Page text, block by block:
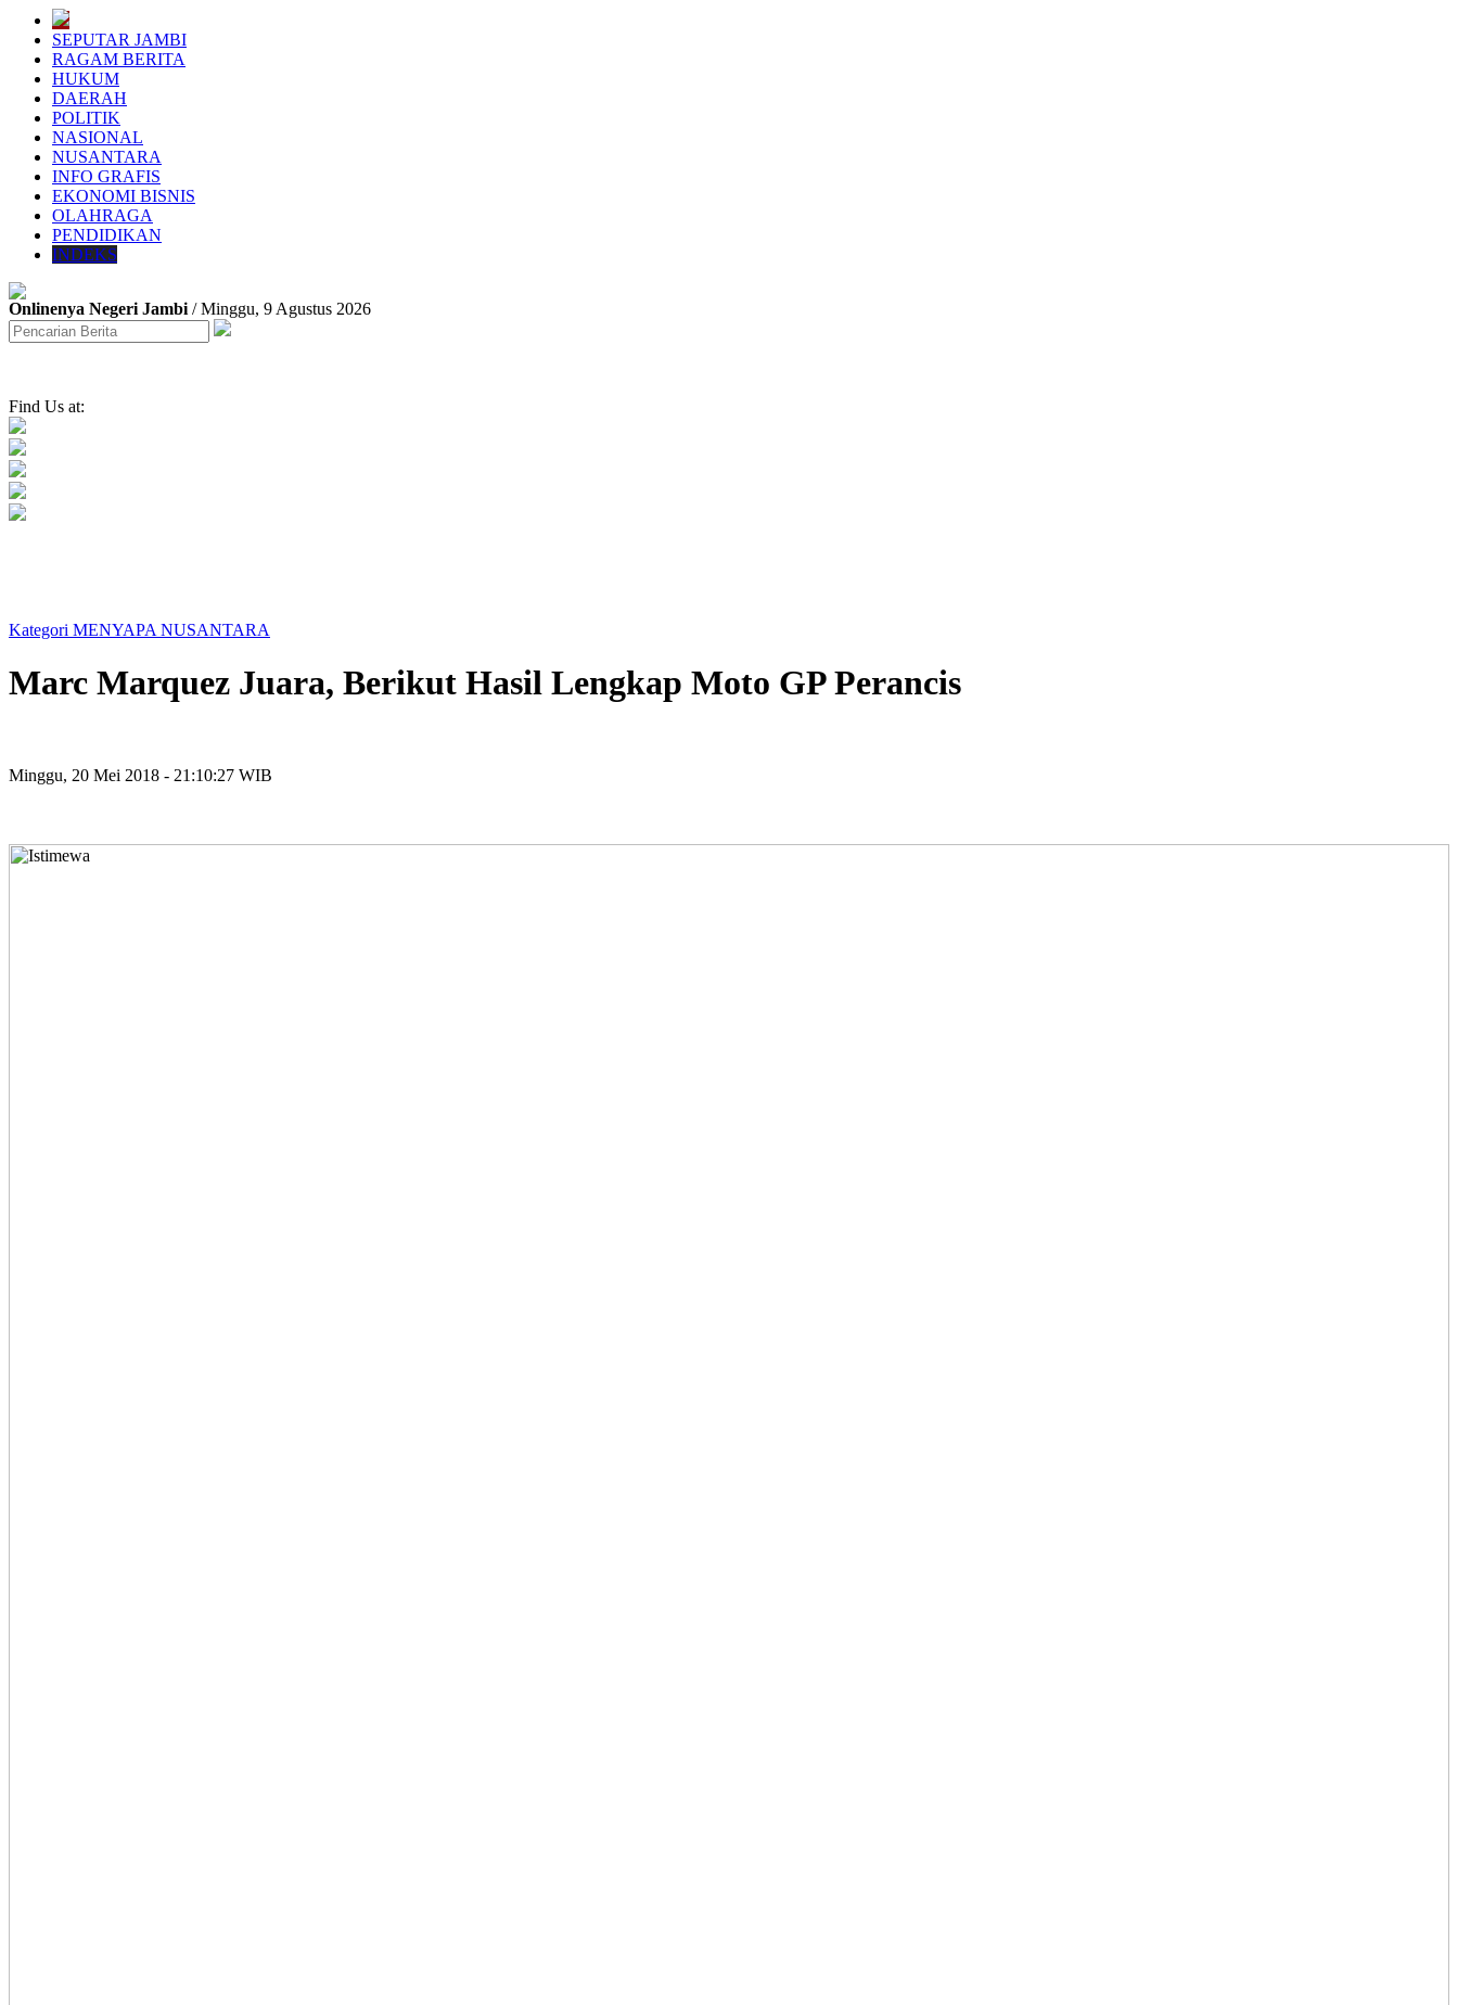
SEPUTAR JAMBI
RAGAM BERITA
HUKUM
DAERAH
POLITIK
NASIONAL
NUSANTARA
INFO GRAFIS
EKONOMI BISNIS
OLAHRAGA
PENDIDIKAN
INDEKS
Onlinenya Negeri Jambi / Minggu, 9 Agustus 2026
Find Us at:
Kategori MENYAPA NUSANTARA
Marc Marquez Juara, Berikut Hasil Lengkap Moto GP Perancis
Minggu, 20 Mei 2018 - 21:10:27 WIB